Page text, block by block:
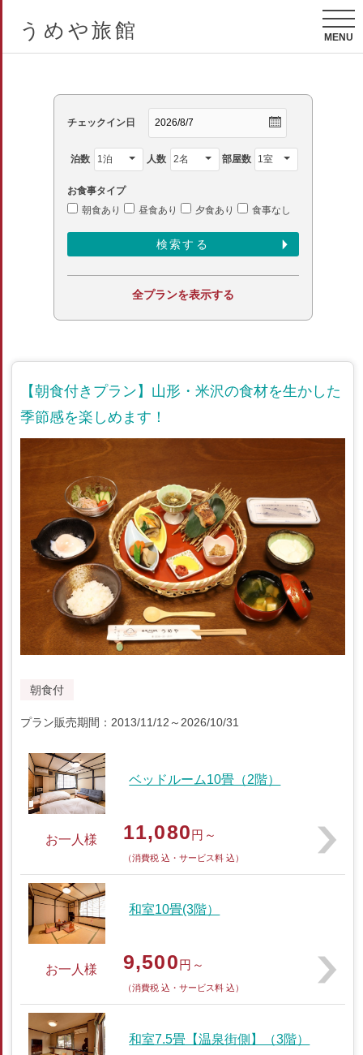
うめや旅館 MENU
チェックイン日
泊数 人数 部屋数
お食事タイプ
朝食あり
昼食あり 夕食あり 食事なし
全プランを表示する
【朝食付きプラン】山形・米沢の食材を生かした
季節感を楽しめます！
朝食付
プラン販売期間：2013/11/12～2026/10/31
ベッドルーム10畳（2階）
お一人様 11,080円～
（消費税 込・サービス料 込）
和室10畳(3階）
お一人様 9,500円～
（消費税 込・サービス料 込）
和室7.5畳【温泉街側】（3階）